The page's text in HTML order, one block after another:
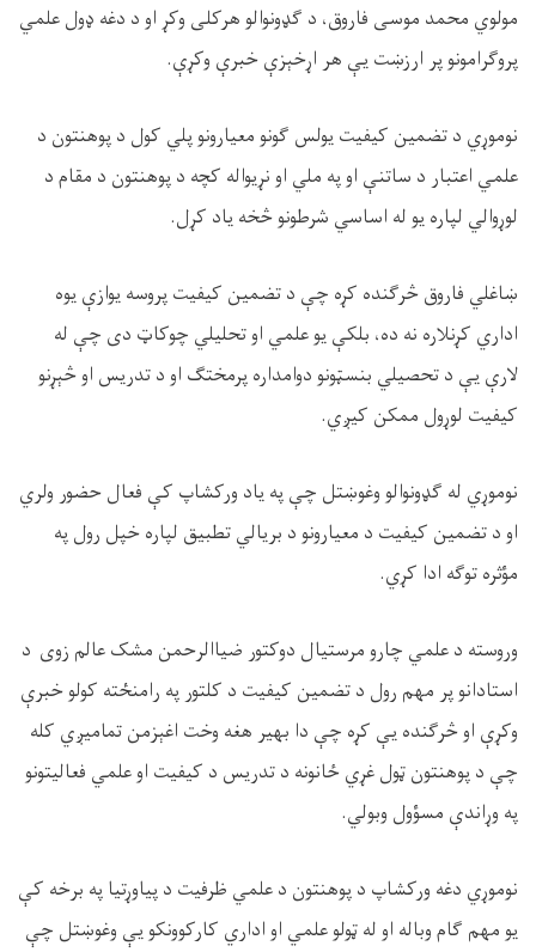
مولوي محمد موسی فاروق، د ګډونوالو هرکلی وکړ او د دغه ډول علمي
پروګرامونو پر ارزښت یې هر اړخېزې خبرې وکړې.
نوموړي د تضمین کیفیت یولس ‌ګونو معیارونو پلي کول د پوهنتون د
علمي اعتبار د ساتنې او په ملي او نړیواله کچه د پوهنتون د مقام د
لوړوالي لپاره یو له اساسي شرطونو څخه یاد کړل.
ښاغلي فاروق څرګنده کړه چې د تضمین کیفیت پروسه یوازې یوه
اداري کړنلاره نه ده، بلکې یو علمي او تحلیلي چوکاټ دی چې له
لارې یې د تحصیلي بنسټونو دوامداره پرمختګ او د تدریس او څېړنو
کیفیت لوړول ممکن کیږي.
نوموړي له ګډونوالو وغوښتل چې په یاد ورکشاپ کې فعال حضور ولري
او د تضمین کیفیت د معیارونو د بریالي تطبیق لپاره خپل رول په
مؤثره توګه ادا کړي.
وروسته د علمي چارو مرستیال دوکتور ضیاالرحمن مشک عالم‌ زوی د
استادانو پر مهم رول د تضمین کیفیت د کلتور په رامنځته کولو خبرې
وکړې او څرګنده یې کړه چې دا بهیر هغه وخت اغېزمن تمامیږي کله
چې د پوهنتون ټول غړي ځانونه د تدریس د کیفیت او علمي فعالیتونو
په وړاندې مسؤول وبولي.
نوموړي دغه ورکشاپ د پوهنتون د علمي ظرفیت د پیاوړتیا په برخه کې
یو مهم ګام وباله او له ټولو علمي او اداري کارکوونکو یې وغوښتل چې